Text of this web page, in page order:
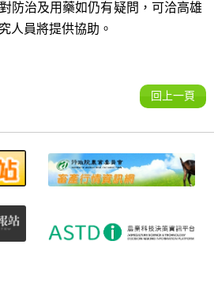
防治及用藥如仍有疑問，可洽高雄
人員將提供協助。
回上一頁